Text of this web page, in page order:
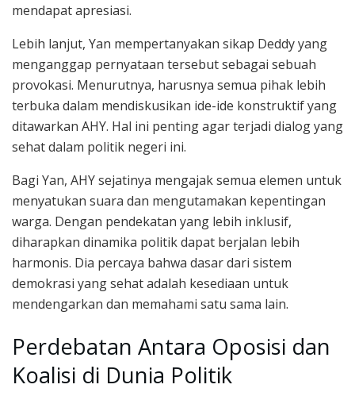
mendapat apresiasi.
Lebih lanjut, Yan mempertanyakan sikap Deddy yang
menganggap pernyataan tersebut sebagai sebuah
provokasi. Menurutnya, harusnya semua pihak lebih
terbuka dalam mendiskusikan ide-ide konstruktif yang
ditawarkan AHY. Hal ini penting agar terjadi dialog yang
sehat dalam politik negeri ini.
Bagi Yan, AHY sejatinya mengajak semua elemen untuk
menyatukan suara dan mengutamakan kepentingan
warga. Dengan pendekatan yang lebih inklusif,
diharapkan dinamika politik dapat berjalan lebih
harmonis. Dia percaya bahwa dasar dari sistem
demokrasi yang sehat adalah kesediaan untuk
mendengarkan dan memahami satu sama lain.
Perdebatan Antara Oposisi dan
Koalisi di Dunia Politik